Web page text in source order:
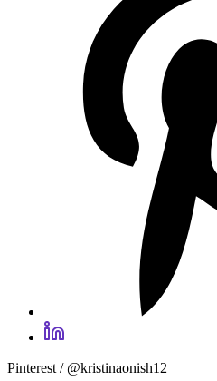
Pinterest / @kristinaonish12